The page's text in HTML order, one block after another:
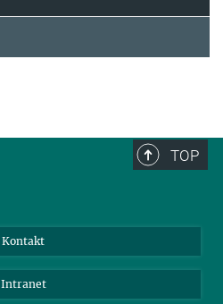
TOP
Kontakt
Intranet